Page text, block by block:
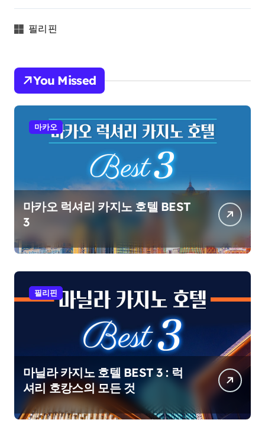
필리핀
You Missed
마카오
마카오 럭셔리 카지노 호텔 BEST
3
필리핀
마닐라 카지노 호텔 BEST 3 : 럭
셔리 호캉스의 모든 것